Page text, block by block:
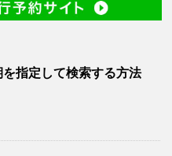
指定して検索する方法